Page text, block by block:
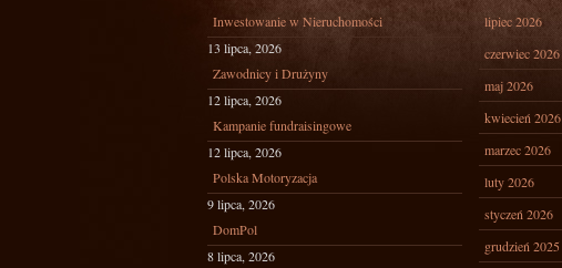
Inwestowanie w Nieruchomości
13 lipca, 2026
Zawodnicy i Drużyny
12 lipca, 2026
Kampanie fundraisingowe
12 lipca, 2026
Polska Motoryzacja
9 lipca, 2026
DomPol
8 lipca, 2026
lipiec 2026
czerwiec 2026
maj 2026
kwiecień 2026
marzec 2026
luty 2026
styczeń 2026
grudzień 2025